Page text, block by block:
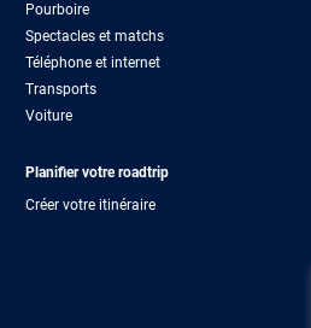
Pourboire
Spectacles et matchs
Téléphone et internet
Transports
Voiture
Planifier votre roadtrip
Créer votre itinéraire